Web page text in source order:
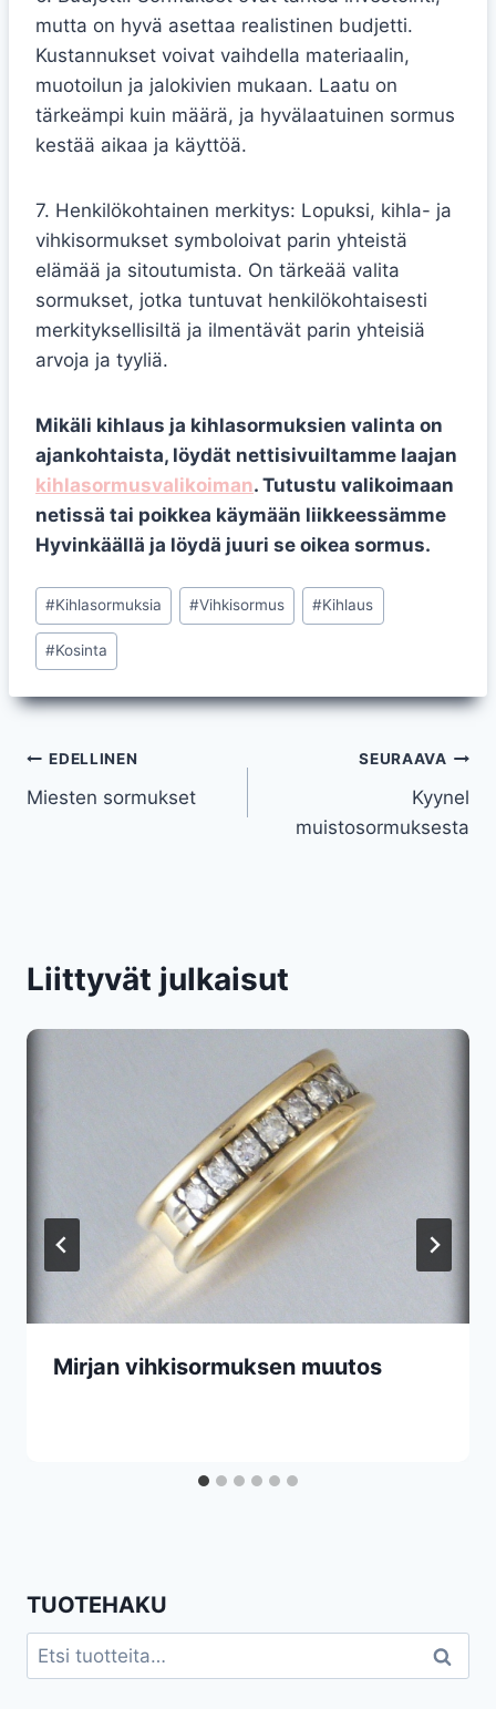
mutta on hyvä asettaa realistinen budjetti.
Kustannukset voivat vaihdella materiaalin,
muotoilun ja jalokivien mukaan. Laatu on
tärkeämpi kuin määrä, ja hyvälaatuinen sormus
kestää aikaa ja käyttöä.
7. Henkilökohtainen merkitys: Lopuksi, kihla- ja
vihkisormukset symboloivat parin yhteistä
elämää ja sitoutumista. On tärkeää valita
sormukset, jotka tuntuvat henkilökohtaisesti
merkityksellisiltä ja ilmentävät parin yhteisiä
arvoja ja tyyliä.
Mikäli kihlaus ja kihlasormuksien valinta on
ajankohtaista, löydät nettisivuiltamme laajan
kihlasormusvalikoiman. Tutustu valikoimaan
netissä tai poikkea käymään liikkeessämme
Hyvinkäällä ja löydä juuri se oikea sormus.
Avainsanat:
#Kihlasormuksia #Vihkisormus #Kihlaus
#Kosinta
Artikkelien
selaus
EDELLINEN
Miesten sormukset
SEURAAVA
Kyynel
muistosormuksesta
Liittyvät julkaisut
Mirjan vihkisormuksen muutos
TUOTEHAKU
Etsi: Haku